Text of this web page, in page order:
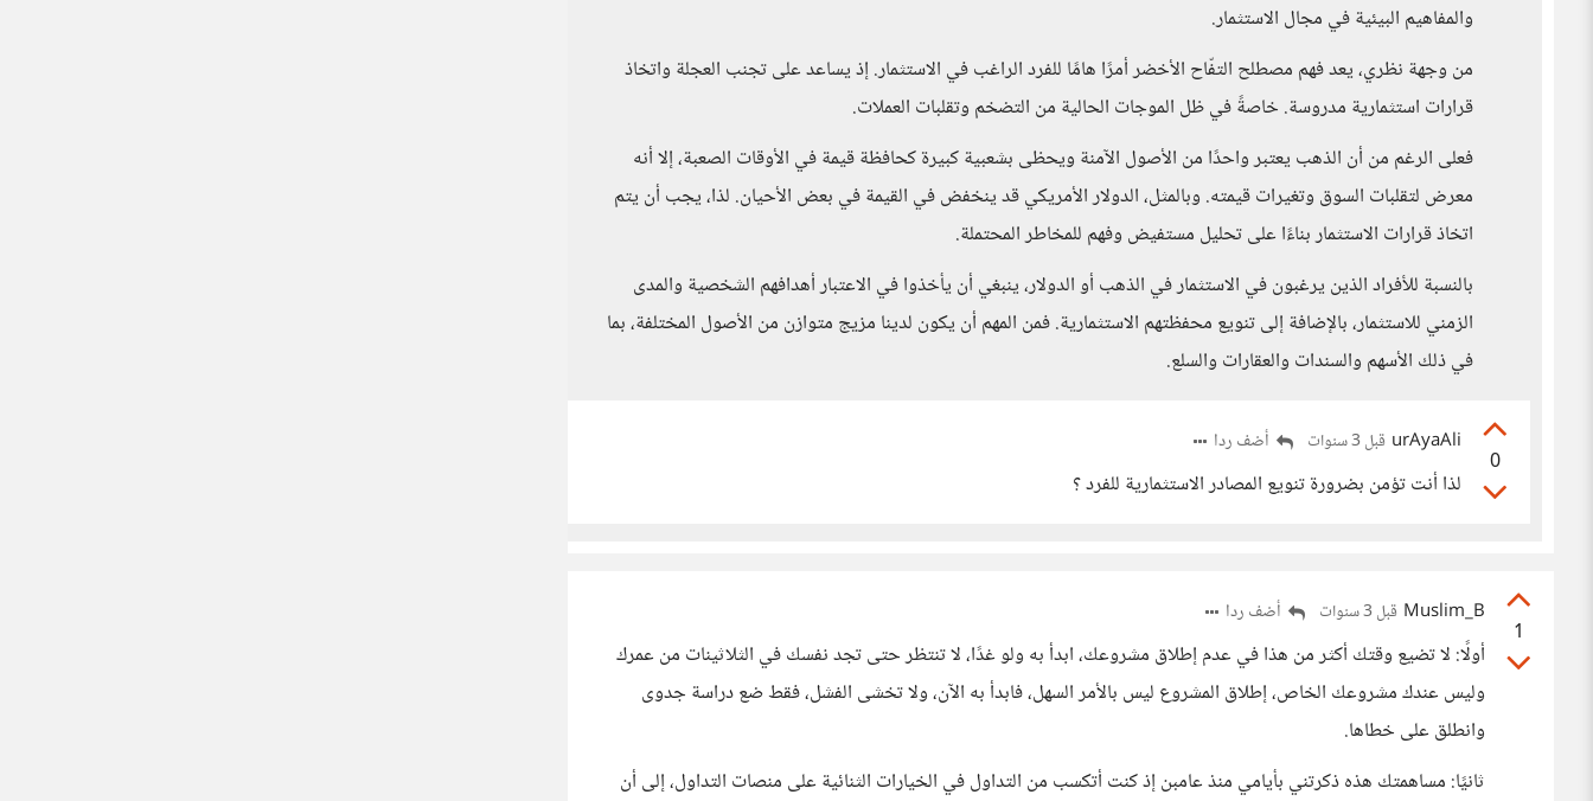
والمفاهيم البيئية في مجال الاستثمار.
من وجهة نظري، يعد فهم مصطلح التفّاح الأخضر أمرًا هامًا للفرد الراغب في الاستثمار. إذ يساعد على تجنب العجلة واتخاذ
قرارات استثمارية مدروسة. خاصةً في ظل الموجات الحالية من التضخم وتقلبات العملات.
فعلى الرغم من أن الذهب يعتبر واحدًا من الأصول الآمنة ويحظى بشعبية كبيرة كحافظة قيمة في الأوقات الصعبة، إلا أنه
معرض لتقلبات السوق وتغيرات قيمته. وبالمثل، الدولار الأمريكي قد ينخفض في القيمة في بعض الأحيان. لذا، يجب أن يتم
اتخاذ قرارات الاستثمار بناءًا على تحليل مستفيض وفهم للمخاطر المحتملة.
بالنسبة للأفراد الذين يرغبون في الاستثمار في الذهب أو الدولار، ينبغي أن يأخذوا في الاعتبار أهدافهم الشخصية والمدى
الزمني للاستثمار، بالإضافة إلى تنويع محفظتهم الاستثمارية. فمن المهم أن يكون لدينا مزيج متوازن من الأصول المختلفة، بما
في ذلك الأسهم والسندات والعقارات والسلع.
0
urAyaAli قبل 3 سنوات أضف ردا
لذا أنت تؤمن بضرورة تنويع المصادر الاستثمارية للفرد ؟
1
Muslim_B قبل 3 سنوات أضف ردا
أولًا: لا تضيع وقتك أكثر من هذا في عدم إطلاق مشروعك، ابدأ به ولو غدًا، لا تنتظر حتى تجد نفسك في الثلاثينات من عمرك
وليس عندك مشروعك الخاص، إطلاق المشروع ليس بالأمر السهل، فابدأ به الآن، ولا تخشى الفشل، فقط ضع دراسة جدوى
وانطلق على خطاها.
ثانيًا: مساهمتك هذه ذكرتني بأيامي منذ عامبن إذ كنت أتكسب من التداول في الخيارات الثنائية على منصات التداول، إلى أن